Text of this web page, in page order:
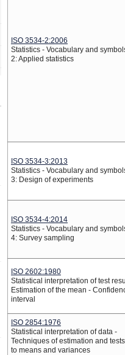
ISO 3534-2:2006
Statistics - Vocabulary and
2: Applied statistics
ISO 3534-3:2013
Statistics - Vocabulary and
3: Design of experiments
ISO 3534-4:2014
Statistics - Vocabulary and
4: Survey sampling
ISO 2602:1980
Statistical interpretation of test
Estimation of the mean -
interval
ISO 2854:1976
Statistical interpretation of data -
Techniques of estimation and
to means and variances